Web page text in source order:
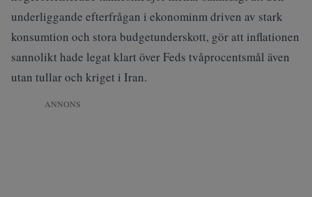
underliggande efterfrågan i ekonominm driven av stark
konsumtion och stora budgetunderskott, gör att inflationen
sannolikt hade legat klart över Feds tvåprocentsmål även
utan tullar och kriget i Iran.
ANNONS